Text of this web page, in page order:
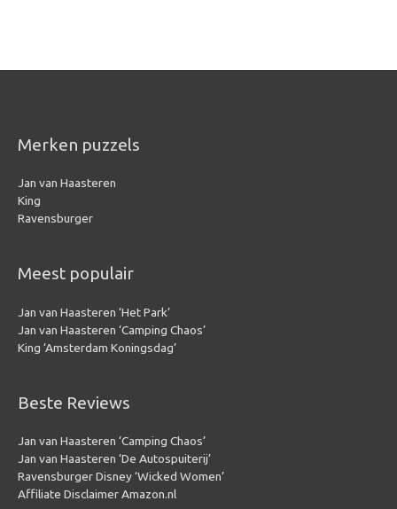
Merken puzzels
Jan van Haasteren
King
Ravensburger
Meest populair
Jan van Haasteren ‘Het Park’
Jan van Haasteren ‘Camping Chaos’
King ‘Amsterdam Koningsdag’
Beste Reviews
Jan van Haasteren ‘Camping Chaos’
Jan van Haasteren ‘De Autospuiterij’
Ravensburger Disney ‘Wicked Women’
Affiliate Disclaimer Amazon.nl